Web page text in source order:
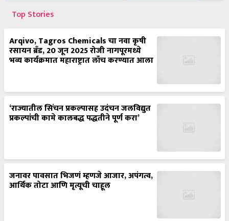
Top Stories
Arqivo, Tagros Chemicals चा नवा कृषी
रसायन ब्रँड, 20 जून 2025 रोजी नागपूरमध्ये
भव्य कार्यक्रमात महाराष्ट्रात लाँच करण्यात आला
‘राज्यातील सिंचन प्रकल्पासह उदंचन जलविद्युत
प्रकल्पांची कामे कालबद्ध पद्धतीने पूर्ण करा’
जनावर पावसात भिजणं म्हणजे आजार, अपंगत्व,
आर्थिक तोटा आणि मृत्यूची चाहूल